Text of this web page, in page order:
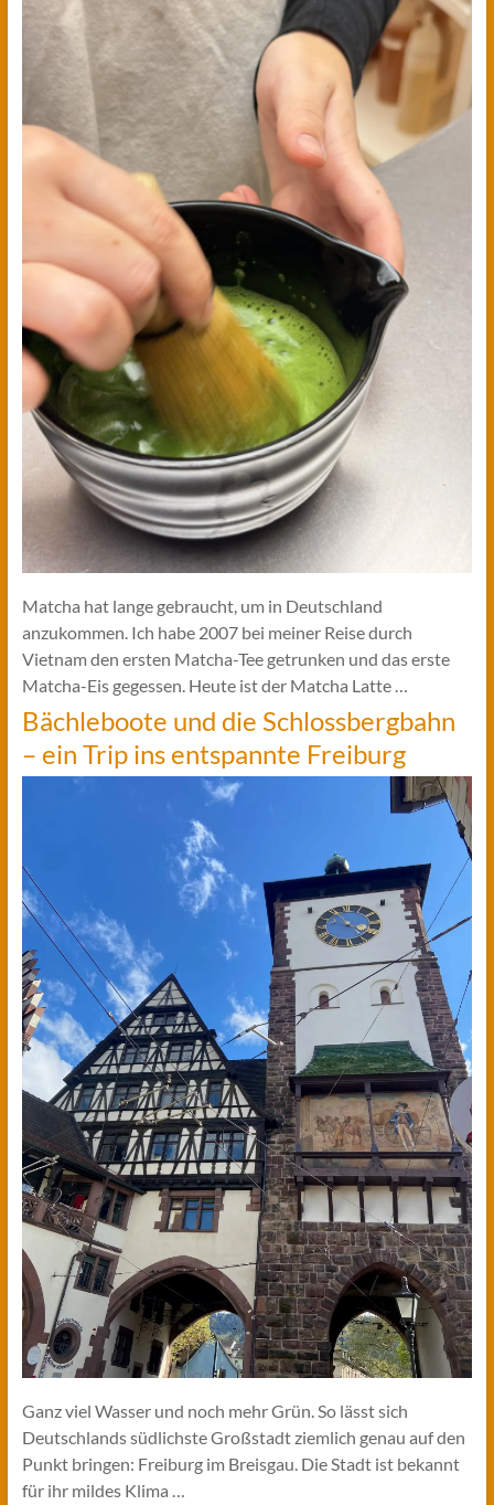
Matcha hat lange gebraucht, um in Deutschland
anzukommen. Ich habe 2007 bei meiner Reise durch
Vietnam den ersten Matcha-Tee getrunken und das erste
Matcha-Eis gegessen. Heute ist der Matcha Latte …
Bächleboote und die Schlossbergbahn
– ein Trip ins entspannte Freiburg
Ganz viel Wasser und noch mehr Grün. So lässt sich
Deutschlands südlichste Großstadt ziemlich genau auf den
Punkt bringen: Freiburg im Breisgau. Die Stadt ist bekannt
für ihr mildes Klima …